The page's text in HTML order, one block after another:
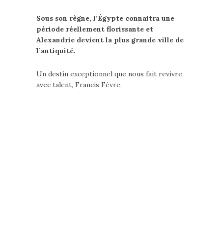
Sous son règne, l’Égypte connaitra une
période réellement florissante et
Alexandrie devient la plus grande ville de
l’antiquité.
Un destin exceptionnel que nous fait revivre,
avec talent, Francis Fèvre.